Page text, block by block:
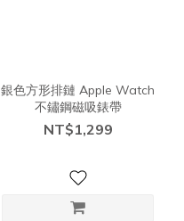
銀色方形排鏈 Apple Watch
不鏽鋼磁吸錶帶
NT$1,299